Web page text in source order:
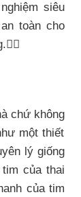
siêu
toàn cho
chứ không
một thiết
lý giống
của thai
của tim